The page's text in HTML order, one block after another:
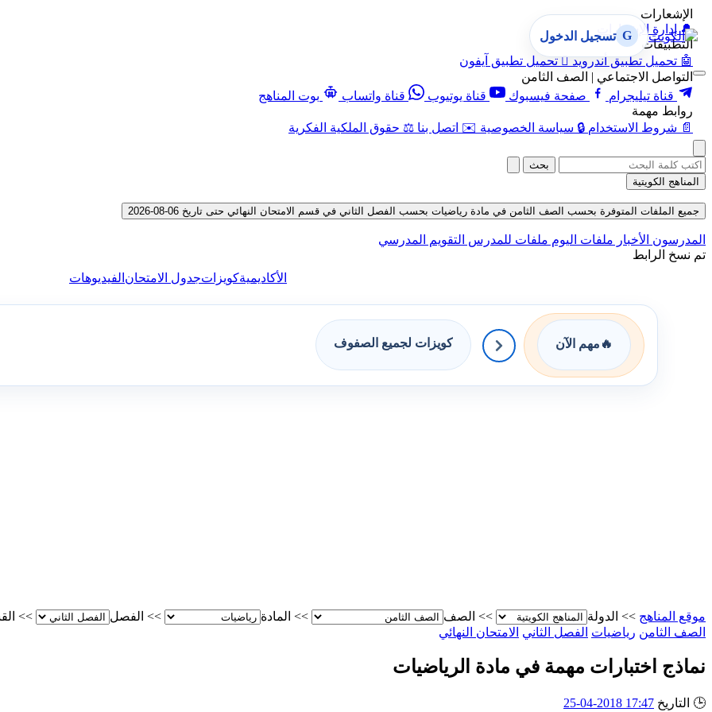
الإشعارات
🔔 إدارة الإشعارات
التطبيقات
🤖 تحميل تطبيق أندرويد  تحميل تطبيق آيفون
التواصل الاجتماعي | الصف الثامن
قناة تيليجرام
صفحة فيسبوك قناة يوتيوب قناة واتساب
بوت المناهج
روابط مهمة
📄 شروط الاستخدام 🔒 سياسة الخصوصية ✉️ اتصل بنا ⚖️ حقوق الملكية الفكرية
G تسجيل الدخول
بحث
المناهج الكويتية
جميع الملفات المتوفرة بحسب الصف الثامن في مادة رياضيات بحسب الفصل الثاني في قسم الامتحان النهائي حتى تاريخ 06-08-2026
المدرسون الأخبار ملفات اليوم ملفات للمدرس التقويم المدرسي
تم نسخ الرابط
الأكاديميةكويزاتجدول الامتحان الفيديوهات
🔥 مهم الآن كويزات لجميع الصفوف
موقع المناهج >> الدولة >> الصف >> المادة >> الفصل >>
الصف الثامن رياضيات الفصل الثاني الامتحان النهائي
نماذج اختبارات مهمة في مادة الرياضيات
🕒 التاريخ 17:47 2018-04-25